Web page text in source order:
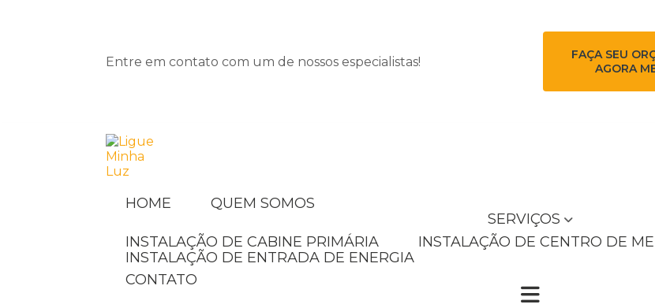
Entre em contato com um de nossos especialistas!
FAÇA SEU
AGORA
HOME
QUEM SOMOS
SERVIÇOS
INSTALAÇÃO DE CABINE PRIMÁRIA
INSTALAÇÃO DE CENTRO DE
INSTALAÇÃO DE ENTRADA DE ENERGIA
CONTATO